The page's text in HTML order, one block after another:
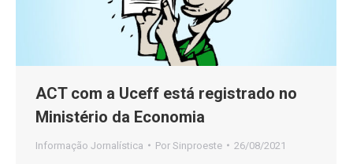
ACT com a Uceff está registrado no
Ministério da Economia
Informação Jornalística Por Sinproeste 26/08/2021